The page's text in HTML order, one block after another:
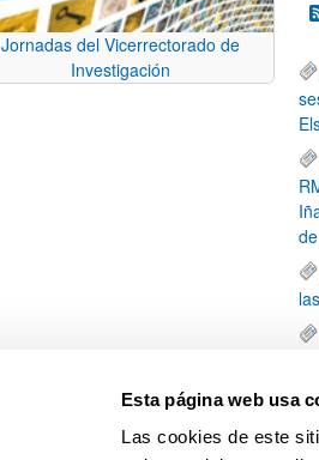
Esta página web usa
Las cookies de este
Jornadas del Vicerrectorado de
Investigación